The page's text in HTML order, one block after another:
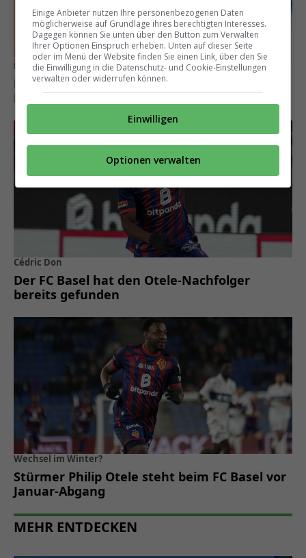
Rückkehr nach Europa
Ex-Basler Raoul Petretta bei zwei Bundesliga-
Klubs im Gespräch
Cédric Don
Der FC Basel hat den Otele-Nachfolger
bereits gefunden
Wechsel im Winter?
Stürmer Philip Otele steht beim FC Basel vor
Januar-Abgang
MEHR ENTDECKEN
Einige Anbieter nutzen Ihre personenbezogenen Daten
möglicherweise auf Grundlage ihres berechtigten Interesses.
Dagegen können Sie unten über den Button zum Verwalten
Ihrer Optionen Einspruch erheben. Unten auf dieser Seite
oder im Menü der Website finden Sie einen Link, über den Sie
die Einwilligung in die Datenschutz- und Cookie-Einstellungen
verwalten oder widerrufen können.
Einwilligen
Optionen verwalten